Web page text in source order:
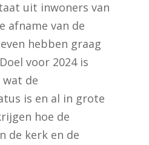
uit inwoners van
afname van de
hebben graag
voor 2024 is
de
is en al in grote
hoe de
de kerk en de